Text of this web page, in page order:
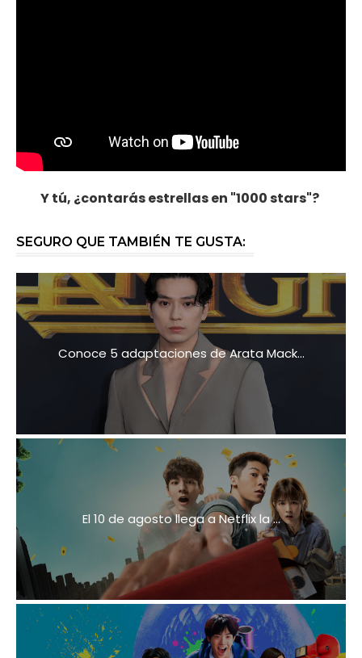
Y tú, ¿contarás estrellas en "1000 stars"?
SEGURO QUE TAMBIÉN TE GUSTA:
Conoce 5 adaptaciones de Arata Mack...
El 10 de agosto llega a Netflix la ...